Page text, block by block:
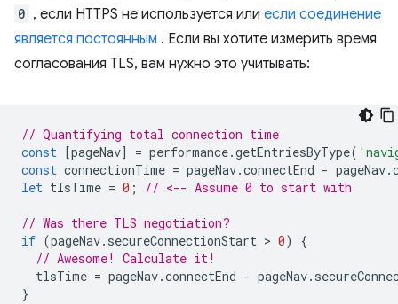
0 , если HTTPS не используется или если соединение
является постоянным . Если вы хотите измерить время
согласования TLS, вам нужно это учитывать:
// Quantifying total connection time
const
[pageNav] = performance.getEntriesByType(
const connectionTime = pageNav.connectEnd - pageNav.
let tlsTime = 0 ; // <-- Assume 0 to start with
// Was there TLS negotiation?
if (pageNav. secureConnectionStart > 0)
{
// Awesome! Calculate it!
tlsTime = pageNav.connectEnd - pageNav.
}